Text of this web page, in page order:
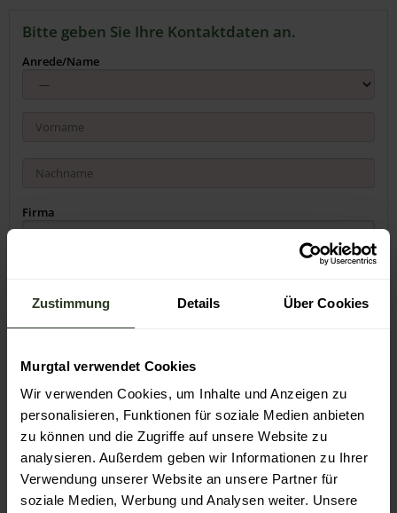
Zustimmung Details Über Cookies
Murgtal verwendet Cookies
Wir verwenden Cookies, um Inhalte und Anzeigen zu
personalisieren, Funktionen für soziale Medien anbieten
zu können und die Zugriffe auf unsere Website zu
analysieren. Außerdem geben wir Informationen zu Ihrer
Verwendung unserer Website an unsere Partner für
soziale Medien, Werbung und Analysen weiter. Unsere
Bitte geben Sie Ihre Kontaktdaten an.
Anrede/Name
Firma
Land
Sprache